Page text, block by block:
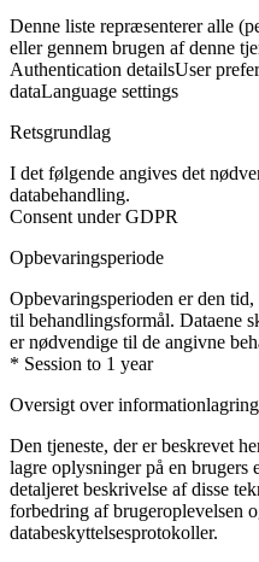
Denne liste repræsenterer alle
eller gennem brugen af denne
Authentication detailsUser
dataLanguage settings
Retsgrundlag
I det følgende angives det
databehandling.
Consent under GDPR
Opbevaringsperiode
Opbevaringsperioden er den
til behandlingsformål. Dataene
er nødvendige til de angivne
* Session to 1 year
Oversigt over
Den tjeneste, der er beskrevet
lagre oplysninger på en brugers
detaljeret beskrivelse af disse
forbedring af brugeroplevelsen
databeskyttelsesprotokoller.